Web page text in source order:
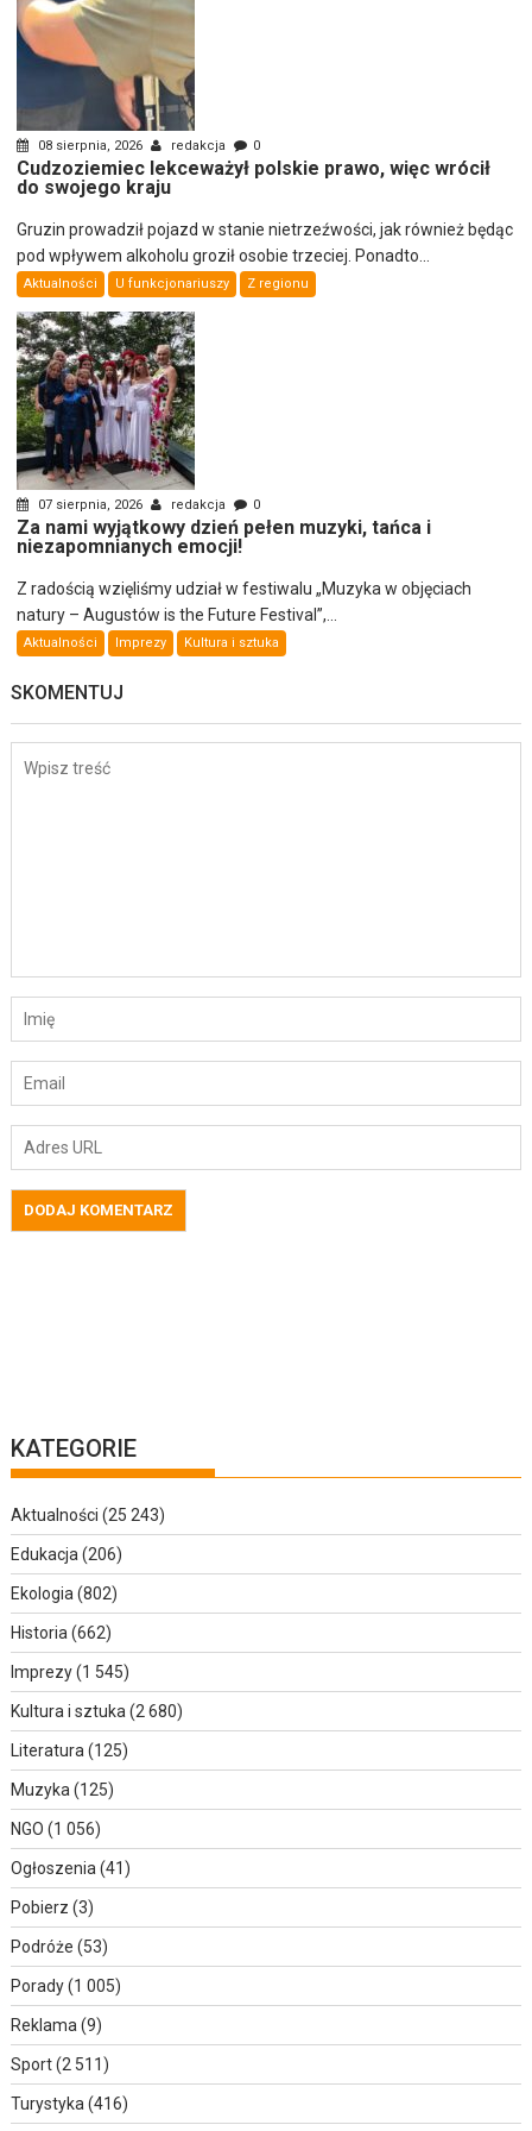
08 sierpnia, 2026 redakcja 0
Cudzoziemiec lekceważył polskie prawo, więc wrócił
do swojego kraju
Gruzin prowadził pojazd w stanie nietrzeźwości, jak również będąc
pod wpływem alkoholu groził osobie trzeciej. Ponadto...
Aktualności U funkcjonariuszy Z regionu
07 sierpnia, 2026 redakcja 0
Za nami wyjątkowy dzień pełen muzyki, tańca i
niezapomnianych emocji!
Z radością wzięliśmy udział w festiwalu „Muzyka w objęciach
natury – Augustów is the Future Festival”,...
Aktualności Imprezy Kultura i sztuka
SKOMENTUJ
KATEGORIE
Aktualności (25 243)
Edukacja (206)
Ekologia (802)
Historia (662)
Imprezy(1 545)
Kultura i sztuka (2 680)
Literatura (125)
Muzyka (125)
NGO (1 056)
Ogłoszenia (41)
Pobierz (3)
Podróże (53)
Porady(1 005)
Reklama (9)
Sport(2 511)
Turystyka (416)